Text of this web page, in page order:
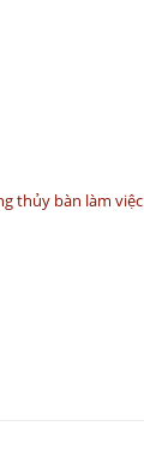
thủy bàn làm việc